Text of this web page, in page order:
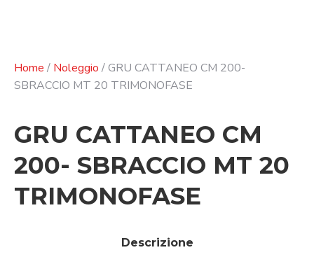
Home / Noleggio / GRU CATTANEO CM 200-
SBRACCIO MT 20 TRIMONOFASE
GRU CATTANEO CM
200- SBRACCIO MT 20
TRIMONOFASE
Descrizione